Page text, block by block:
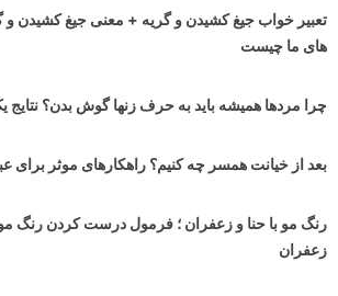
تعبیر خواب جیغ کشیدن و گریه + معنی جیغ کشیدن
های ما چیست
چرا مردها همیشه باید به حرف زنها گوش بدن؟ نتایج
بعد از خیانت همسر چه کنیم؟ راهکارهای موثر برای
رنگ مو با حنا و زعفران ؛ فرمول درست کردن رنگ مو
زعفران